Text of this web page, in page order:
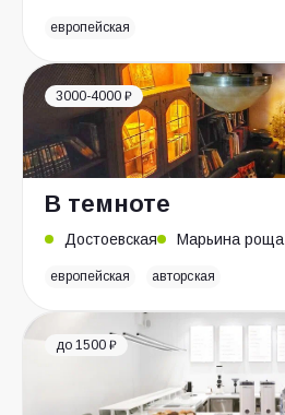
европейская
3000-4000 ₽
В темноте
Достоевская Марьина роща
европейская авторская
до 1500 ₽